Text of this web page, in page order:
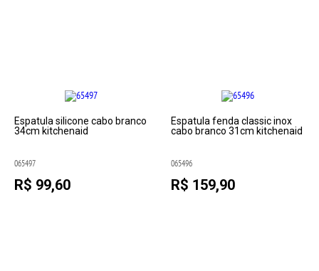
Espatula silicone cabo branco
34cm kitchenaid
065497
R$ 99,60
Espatula fenda classic inox
cabo branco 31cm kitchenaid
065496
R$ 159,90